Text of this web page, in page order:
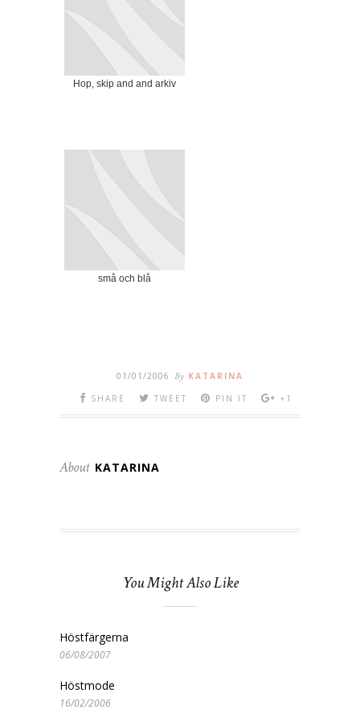
Hop, skip and and arkiv
små och blå
01/01/2006 By KATARINA
SHARE
TWEET PIN IT +1
About KATARINA
You Might Also Like
Höstfärgerna
06/08/2007
Höstmode
16/02/2006